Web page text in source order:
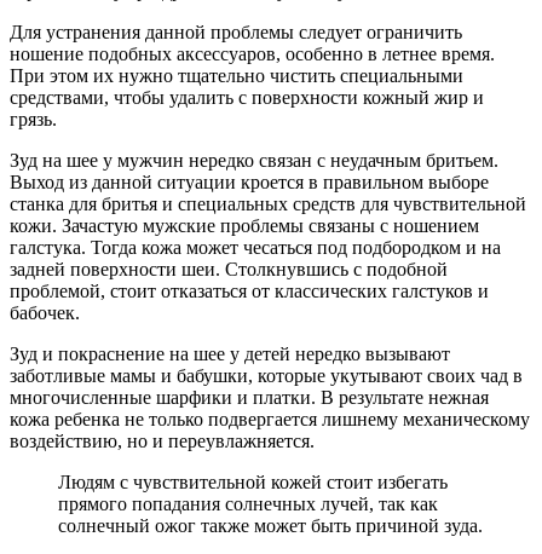
Для устранения данной проблемы следует ограничить
ношение подобных аксессуаров, особенно в летнее время.
При этом их нужно тщательно чистить специальными
средствами, чтобы удалить с поверхности кожный жир и
грязь.
Зуд на шее у мужчин нередко связан с неудачным бритьем.
Выход из данной ситуации кроется в правильном выборе
станка для бритья и специальных средств для чувствительной
кожи. Зачастую мужские проблемы связаны с ношением
галстука. Тогда кожа может чесаться под подбородком и на
задней поверхности шеи. Столкнувшись с подобной
проблемой, стоит отказаться от классических галстуков и
бабочек.
Зуд и покраснение на шее у детей нередко вызывают
заботливые мамы и бабушки, которые укутывают своих чад в
многочисленные шарфики и платки. В результате нежная
кожа ребенка не только подвергается лишнему механическому
воздействию, но и переувлажняется.
Людям с чувствительной кожей стоит избегать
прямого попадания солнечных лучей, так как
солнечный ожог также может быть причиной зуда.